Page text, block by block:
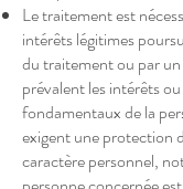
Le traitement est
intérêts légitimes
du traitement ou par
prévalent les intérêts
fondamentaux de la
exigent une protection
caractère personnel,